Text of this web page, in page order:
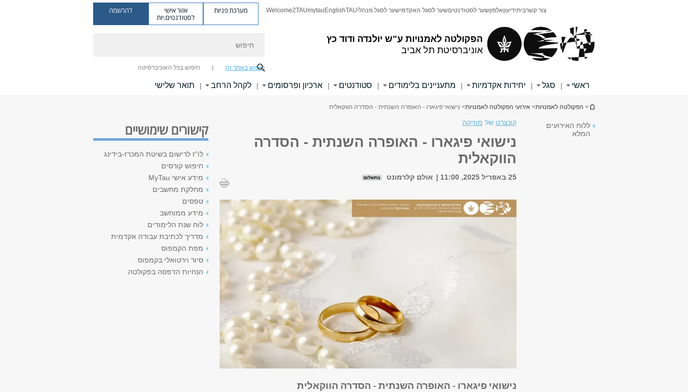
הפקולטה לאמנויות ע"ש יולנדה ודוד כץ
אוניברסיטת תל אביב
צור קשרביתידיעוןאלפוןשער לסטודנטיםשער לסגל האקדמישער לסגל מנהליTAU
English
mytau
Welcome2TAU מערכת פניות אזור אישי
לסטודנטים.יות
להרשמה
חיפוש באתר זה חיפוש בכל האוניברסיטה
ראשי | סגל | יחידות אקדמיות | מתעניינים בלימודים | סטודנטים | ארכיון ופרסומים | לקהל הרחב | תואר שלישי
הינך נמצא כאן
> הפקולטה לאמנויות> אירועי הפקולטה לאמנויות> נישואי פיגארו - האופרה השנתית - הסדרה הווקאלית
ללוח האירועים
המלא
קונצרט של מוזיקה
נישואי פיגארו - האופרה השנתית - הסדרה
הווקאלית
25 באפריל 2025, 11:00 אולם קלרמונט בתשלום
נישואי פיגארו - האופרה השנתית - הסדרה הווקאלית
קישורים שימושיים
לו"ז לרישום בשיטת המכרז-בידינג
חיפוש קורסים
מידע אישי MyTau
מחלקת מחשבים
טפסים
מידע ממוחשב
לוח שנת הלימודים
מדריך לכתיבת עבודה אקדמית
מפת הקמפוס
סיור וירטואלי בקמפוס
הנחיות הדפסה בפקולטה